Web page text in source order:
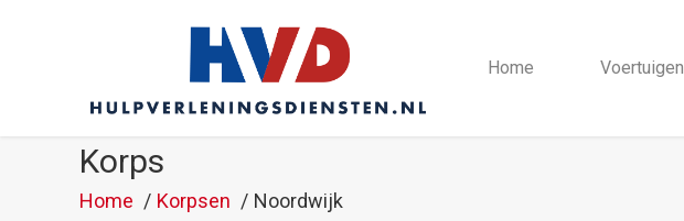
Home Voertuigen
Korps
Home Korpsen Noordwijk